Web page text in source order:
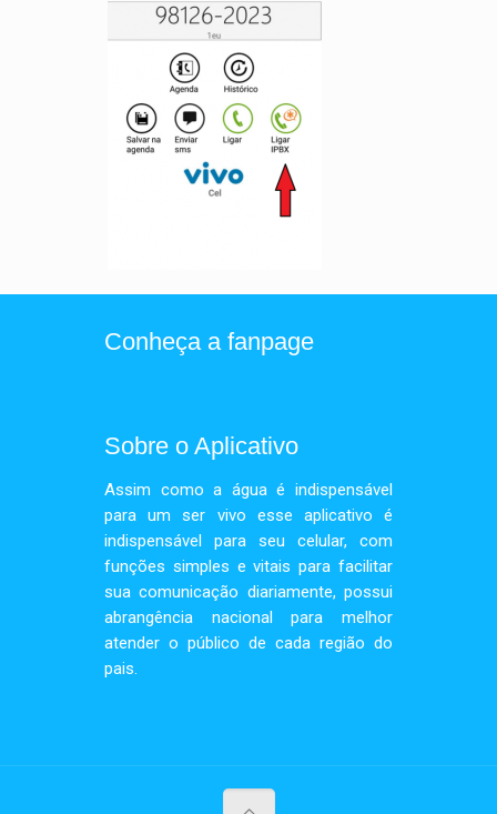
Conheça a fanpage
Sobre o Aplicativo
Assim como a água é indispensável
para um ser vivo esse aplicativo é
indispensável para seu celular, com
funções simples e vitais para facilitar
sua comunicação diariamente, possui
abrangência nacional para melhor
atender o público de cada região do
pais.